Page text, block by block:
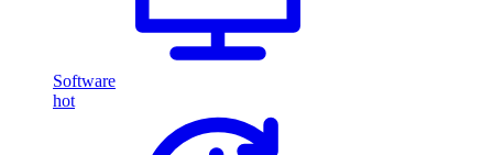
Software
hot